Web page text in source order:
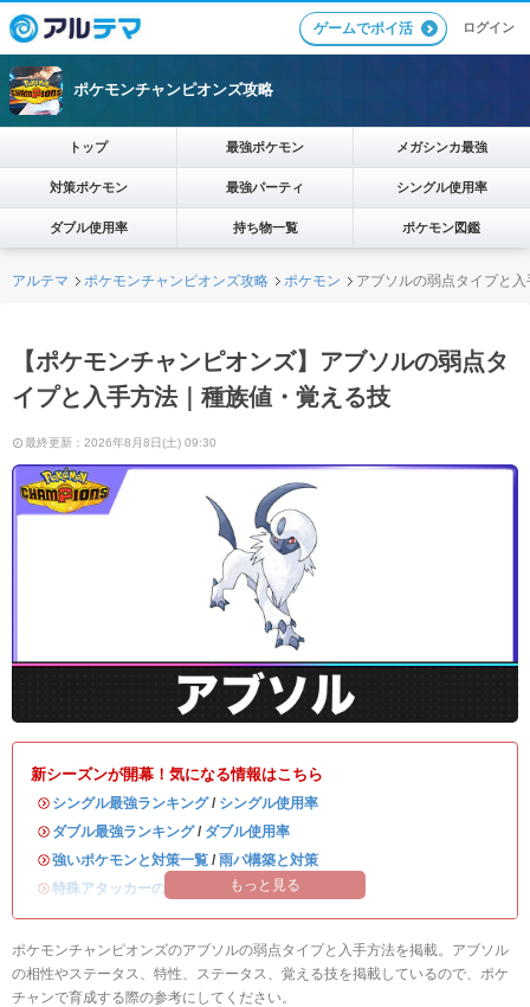
ゲームでポイ活 ログイン
ポケモンチャンピオンズ攻略
トップ 最強ポケモン メガシンカ最強
対策ポケモン 最強パーティ シングル使用率
ダブル使用率 持ち物一覧 ポケモン図鑑
アルテマ ポケモンチャンピオンズ攻略 ポケモン アブソルの弱点タイプと
【ポケモンチャンピオンズ】アブソルの弱点タ
イプと入手方法｜種族値・覚える技
最終更新：2026年8月8日(土) 09:30
新シーズンが開幕！気になる情報はこちら
・ シングル最強ランキング/ シングル使用率
・ ダブル最強ランキング/ ダブル使用率
・強いポケモンと対策一覧 / 雨パ構築と対策
・特殊アタッカーのおすすめランキング
もっと見る
ポケモンチャンピオンズのアブソルの弱点タイプと入手方法を掲載。アブソル
の相性やステータス、特性、ステータス、覚える技を掲載しているので、ポケ
チャンで育成する際の参考にしてください。